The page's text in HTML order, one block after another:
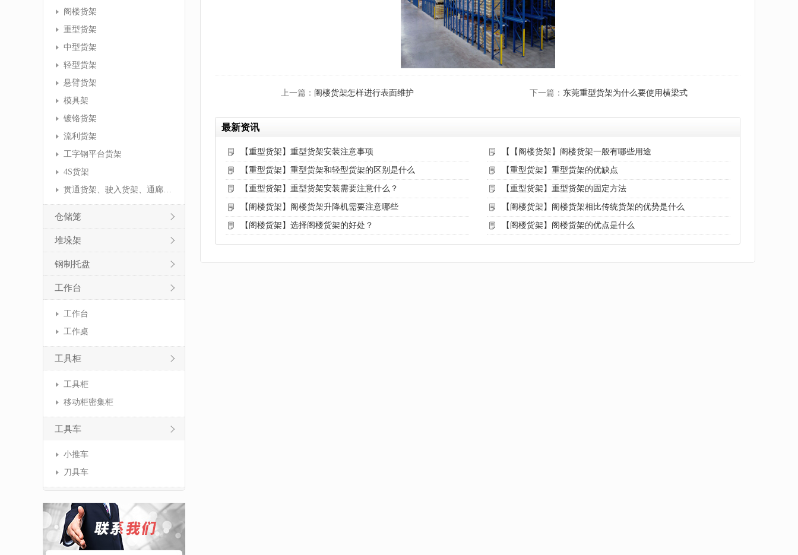
阁楼货架
重型货架
中型货架
轻型货架
悬臂货架
模具架
镀铬货架
流利货架
工字钢平台货架
4S货架
贯通货架、驶入货架、通廊货架
仓储笼
堆垛架
钢制托盘
工作台
工作台
工作桌
工具柜
工具柜
移动柜密集柜
工具车
小推车
刀具车
上一篇： 阁楼货架怎样进行表面维护 下一篇： 东莞重型货架为什么要使用横梁式
最新资讯
【重型货架】重型货架安装注意事项 【【阁楼货架】阁楼货架一般有哪些用途
【重型货架】重型货架和轻型货架的区别是什么 【重型货架】重型货架的优缺点
【重型货架】重型货架安装需要注意什么？ 【重型货架】重型货架的固定方法
【阁楼货架】阁楼货架升降机需要注意哪些 【阁楼货架】阁楼货架相比传统货架的优势是什么
【阁楼货架】选择阁楼货架的好处？ 【阁楼货架】阁楼货架的优点是什么